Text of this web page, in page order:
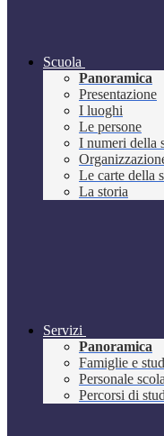
Scuola
Panoramica
Presentazione
I luoghi
Le persone
I numeri della
Le carte della
La storia
Servizi
Panoramica
Famiglie e
Personale
Percorsi di